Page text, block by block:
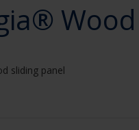
Wood
sliding panel